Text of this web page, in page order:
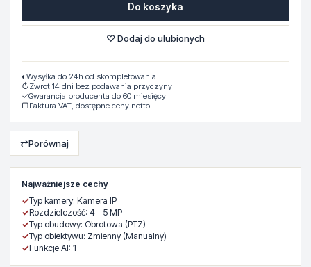
Najważniejsze cechy
✓Typ kamery: Kamera IP
✓Rozdzielczość: 4 - 5 MP
✓Typ obudowy: Obrotowa (PTZ)
✓Typ obiektywu: Zmienny (Manualny)
✓Funkcje AI: 1
Do koszyka
♡ Dodaj do ulubionych
◐ Wysyłka do 24h od skompletowania.
↻Zwrot 14 dni bez podawania przyczyny
✓Gwarancja producenta do 60 miesięcy
▢Faktura VAT, dostępne ceny netto
⇄Porównaj